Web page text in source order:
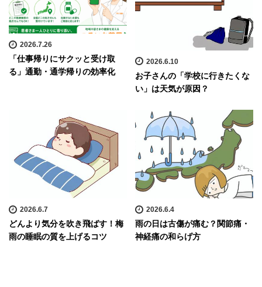
2026.7.26
「仕事帰りにサクッと受け取
る」通勤・通学帰りの効率化
2026.6.10
お子さんの「学校に行きたくな
い」は天気が原因？
2026.6.7
どんより気分を吹き飛ばす！梅
雨の睡眠の質を上げるコツ
2026.6.4
雨の日は古傷が痛む？関節痛・
神経痛の和らげ方